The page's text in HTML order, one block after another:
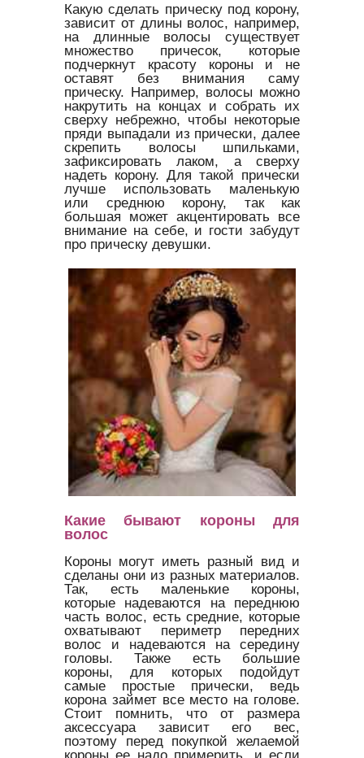
Какую сделать прическу под корону,
зависит от длины волос, например,
на длинные волосы существует
множество причесок, которые
подчеркнут красоту короны и не
оставят без внимания саму
прическу. Например, волосы можно
накрутить на концах и собрать их
сверху небрежно, чтобы некоторые
пряди выпадали из прически, далее
скрепить волосы шпильками,
зафиксировать лаком, а сверху
надеть корону. Для такой прически
лучше использовать маленькую
или среднюю корону, так как
большая может акцентировать все
внимание на себе, и гости забудут
про прическу девушки.
Какие бывают короны для
волос
Короны могут иметь разный вид и
сделаны они из разных материалов.
Так, есть маленькие короны,
которые надеваются на переднюю
часть волос, есть средние, которые
охватывают периметр передних
волос и надеваются на середину
головы. Также есть большие
короны, для которых подойдут
самые простые прически, ведь
корона займет все место на голове.
Стоит помнить, что от размера
аксессуара зависит его вес,
поэтому перед покупкой желаемой
короны ее надо примерить, и если